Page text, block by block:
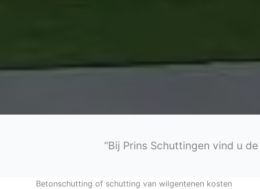
“Bij Prins Schuttingen vind u
Betonschutting of schutting van wilgentenen kosten